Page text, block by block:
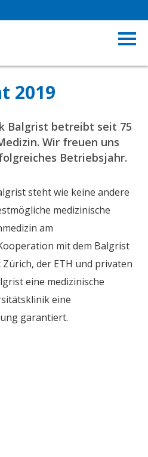
2019
Balgrist betreibt seit 75
Wir freuen uns
Betriebsjahr.
steht wie keine andere
medizinische
am
mit dem Balgrist
der ETH und privaten
eine medizinische
eine
garantiert.